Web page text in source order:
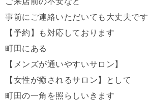
事前にご連絡いただいても大丈夫です
【予約】も対応しております
町田にある
【メンズが通いやすいサロン】
【女性が癒されるサロン】として
町田の一角を照らしいきます